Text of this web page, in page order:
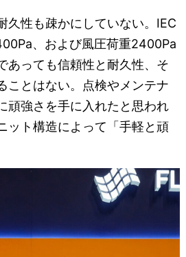
久性も疎かにしていない。IEC
、および風圧荷重2400Pa
あっても信頼性と耐久性、そ
ことはない。点検やメンテナ
頑強さを手に入れたと思われ
ット構造によって「手軽と頑